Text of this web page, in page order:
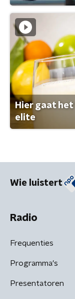
Hier gaat
elite
Wie luistert
Radio
Frequenties
Programma's
Presentatoren